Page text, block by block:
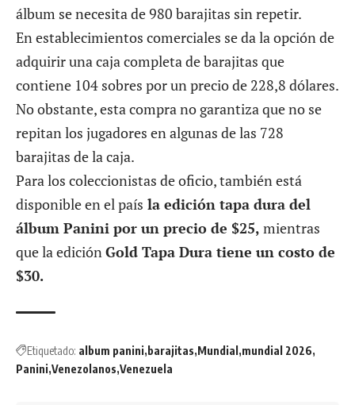
álbum se necesita de 980 barajitas sin repetir.
En establecimientos comerciales se da la opción de
adquirir una caja completa de barajitas que
contiene 104 sobres por un precio de 228,8 dólares.
No obstante, esta compra no garantiza que no se
repitan los jugadores en algunas de las 728
barajitas de la caja.
Para los coleccionistas de oficio, también está
disponible en el país la edición tapa dura del
álbum Panini por un precio de $25, mientras
que la ediciónGold Tapa Dura tiene un costo de
$30.
Etiquetado: album panini barajitas Mundial mundial 2026
Panini Venezolanos Venezuela